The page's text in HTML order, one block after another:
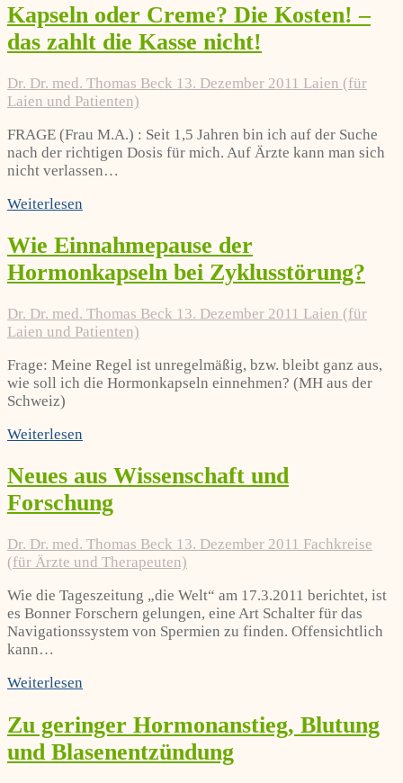
Kapseln oder Creme? Die Kosten! –
das zahlt die Kasse nicht!
Dr. Dr. med. Thomas Beck 13. Dezember 2011 Laien (für
Laien und Patienten)
FRAGE (Frau M.A.) : Seit 1,5 Jahren bin ich auf der Suche
nach der richtigen Dosis für mich. Auf Ärzte kann man sich
nicht verlassen…
Weiterlesen
Wie Einnahmepause der
Hormonkapseln bei Zyklusstörung?
Dr. Dr. med. Thomas Beck 13. Dezember 2011 Laien (für
Laien und Patienten)
Frage: Meine Regel ist unregelmäßig, bzw. bleibt ganz aus,
wie soll ich die Hormonkapseln einnehmen? (MH aus der
Schweiz)
Weiterlesen
Neues aus Wissenschaft und
Forschung
Dr. Dr. med. Thomas Beck 13. Dezember 2011 Fachkreise
(für Ärzte und Therapeuten)
Wie die Tageszeitung „die Welt“ am 17.3.2011 berichtet, ist
es Bonner Forschern gelungen, eine Art Schalter für das
Navigationssystem von Spermien zu finden. Offensichtlich
kann…
Weiterlesen
Zu geringer Hormonanstieg, Blutung
und Blasenentzündung